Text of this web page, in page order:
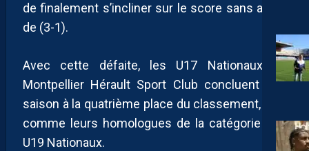
de finalement s’incliner sur le score sans appel
de (3-1).
Avec cette défaite, les U17 Nationaux du
Montpellier Hérault Sport Club concluent leur
saison à la quatrième place du classement, tout
comme leurs homologues de la catégorie des
U19 Nationaux.